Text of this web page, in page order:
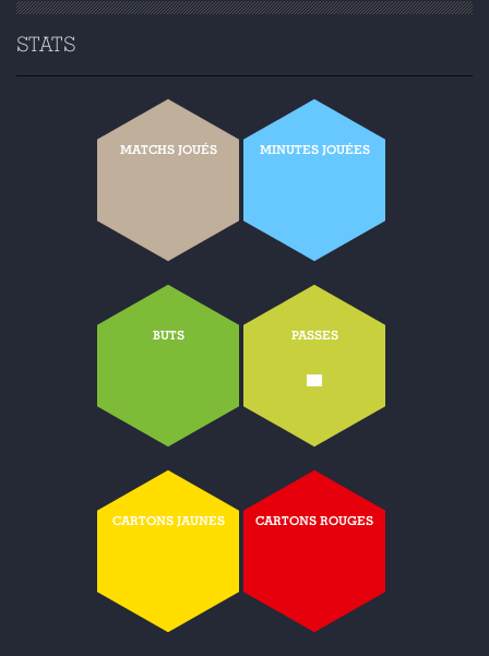
STATS
MATCHS JOUÉS MINUTES JOUÉES
BUTS PASSES
-
CARTONS JAUNES CARTONS ROUGES